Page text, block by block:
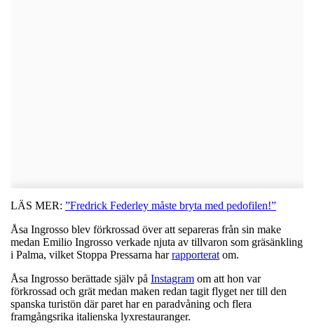
LÄS MER: ”Fredrick Federley måste bryta med pedofilen!”
Åsa Ingrosso blev förkrossad över att separeras från sin make
medan Emilio Ingrosso verkade njuta av tillvaron som gräsänkling
i Palma, vilket Stoppa Pressarna harrapporterat om.
Åsa Ingrosso berättade själv på Instagram om att hon var
förkrossad och grät medan maken redan tagit flyget ner till den
spanska turistön där paret har en paradvåning och flera
framgångsrika italienska lyxrestauranger.